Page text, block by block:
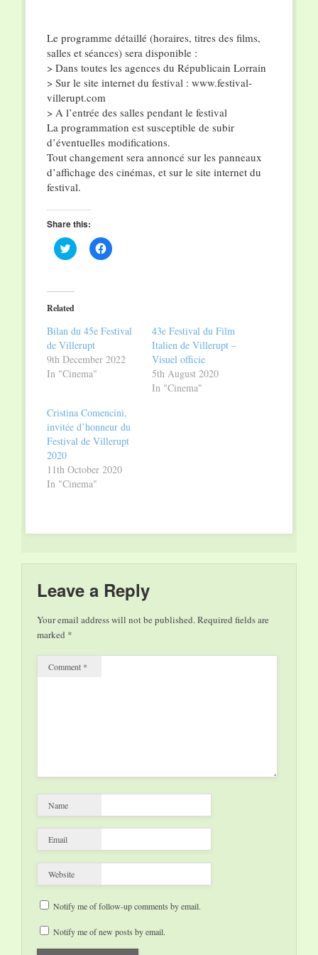
Le programme détaillé (horaires, titres des films,
salles et séances) sera disponible :
> Dans toutes les agences du Républicain Lorrain
> Sur le site internet du festival : www.festival-
villerupt.com
> A l’entrée des salles pendant le festival
La programmation est susceptible de subir
d’éventuelles modifications.
Tout changement sera annoncé sur les panneaux
d’affichage des cinémas, et sur le site internet du
festival.
Share this:
Click
to
(Opens
in
new
Click
to
Related
Bilan du 45e Festival
de Villerupt
9th December 2022
In "Cinema"
43e Festival du Film
Italien de Villerupt –
Visuel officie
5th August 2020
In "Cinema"
Cristina Comencini,
invitée d’honneur du
Festival de Villerupt
2020
11th October 2020
In "Cinema"
Leave a Reply
Your email address will not be published.Required fields are
marked *
Comment *
Name
Email
Website
Notify me of follow-up comments by email.
Notify me of new posts by email.